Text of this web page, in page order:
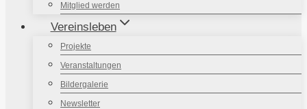
Mitglied werden
Vereinsleben
Projekte
Veranstaltungen
Bildergalerie
Newsletter